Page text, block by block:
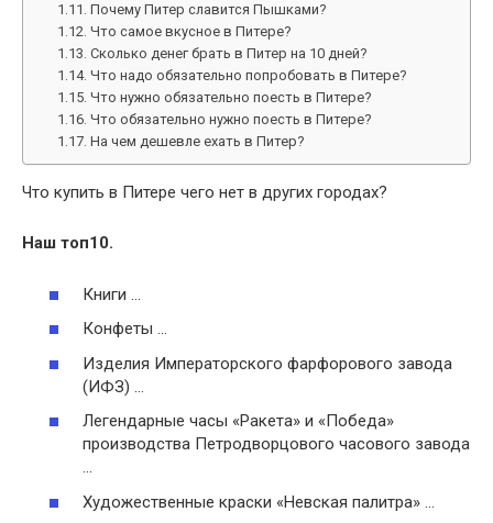
Почему Питер славится Пышками?
Что самое вкусное в Питере?
Сколько денег брать в Питер на 10 дней?
Что надо обязательно попробовать в Питере?
Что нужно обязательно поесть в Питере?
Что обязательно нужно поесть в Питере?
На чем дешевле ехать в Питер?
Что купить в Питере чего нет в других городах?
Наш топ10.
Книги …
Конфеты …
Изделия Императорского фарфорового завода
(ИФЗ) …
Легендарные часы «Ракета» и «Победа»
производства Петродворцового часового завода
…
Художественные краски «Невская палитра» …